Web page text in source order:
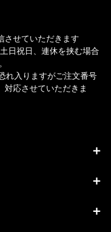
せていただきます
日祝日、連休を挟む場合
れ入りますがご注文番号
応させていただきま